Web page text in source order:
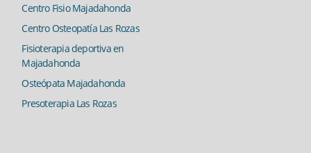
Centro Fisio Majadahonda
Centro Osteopatía Las Rozas
Fisioterapia deportiva en
Majadahonda
Osteópata Majadahonda
Presoterapia Las Rozas